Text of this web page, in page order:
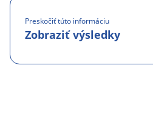
Preskočiť túto informáciu
Zobraziť výsledky